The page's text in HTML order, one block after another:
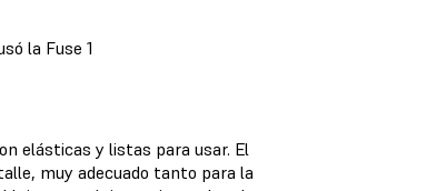
la Fuse 1
elásticas y listas para usar. El
muy adecuado tanto para la